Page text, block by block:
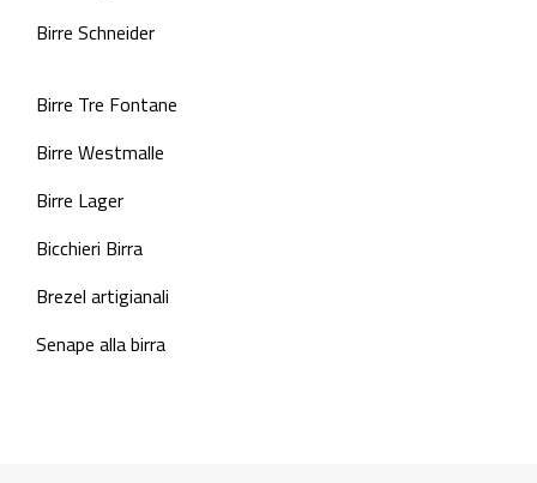
Birre Schneider
Birre Tre Fontane
Birre Westmalle
Birre Lager
Bicchieri Birra
Brezel artigianali
Senape alla birra